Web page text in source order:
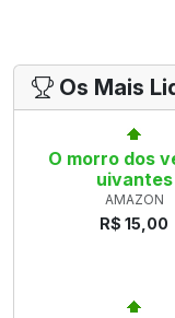
Os Mais
O morro dos
uivantes
AMAZON
R$ 15,00